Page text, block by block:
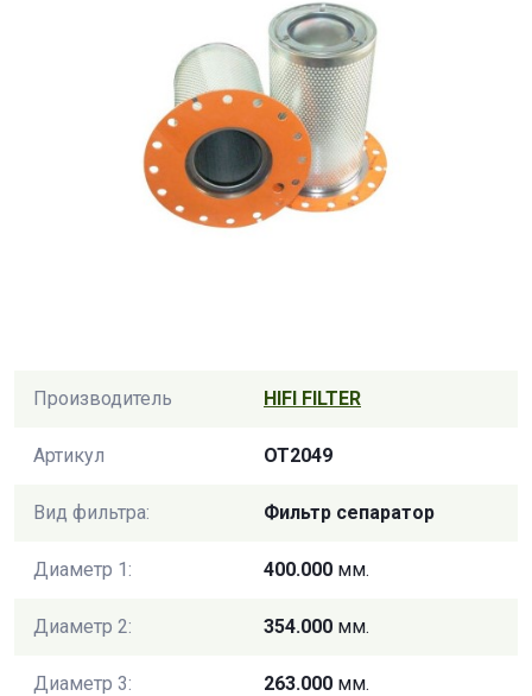
Производитель HIFI FILTER
Артикул OT2049
Вид фильтра: Фильтр сепаратор
Диаметр 1: 400.000 мм.
Диаметр 2: 354.000 мм.
Диаметр 3: 263.000 мм.